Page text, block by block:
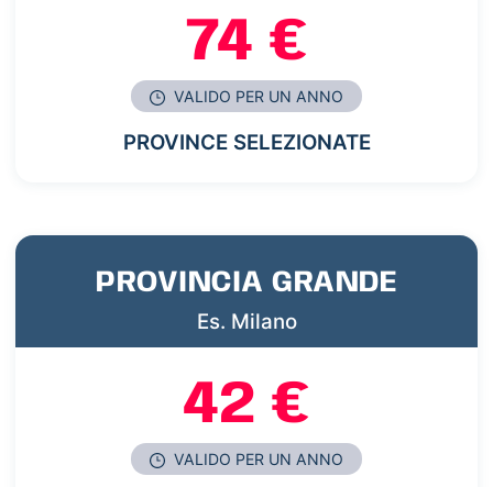
74 €
VALIDO PER UN ANNO
PROVINCE SELEZIONATE
PROVINCIA GRANDE
Es. Milano
42 €
VALIDO PER UN ANNO